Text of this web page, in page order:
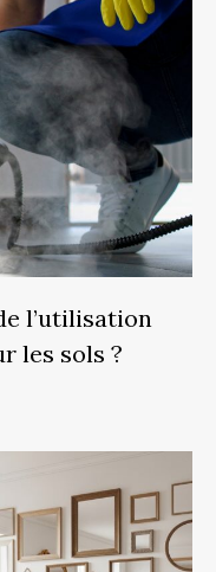
l’utilisation
les sols ?